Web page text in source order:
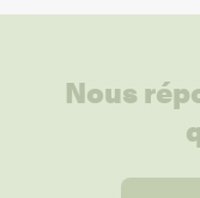
Nous